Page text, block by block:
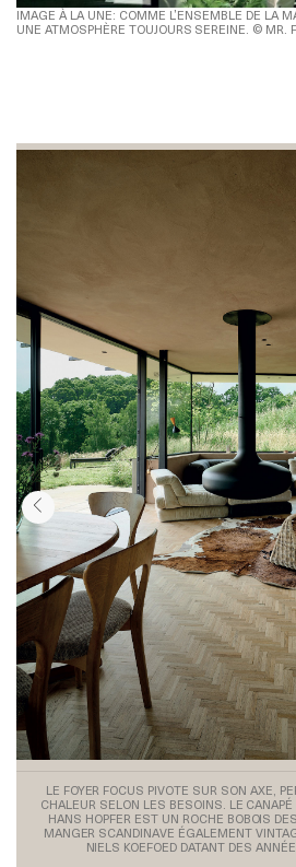
IMAGE À LA UNE: COMME L’ENSEMBLE DE LA
UNE ATMOSPHÈRE TOUJOURS SEREINE. © MR.
LE FOYER FOCUS PIVOTE SUR SON AXE,
CHALEUR SELON LES BESOINS. LE
HANS HOPFER EST UN ROCHE BOBOIS
MANGER SCANDINAVE ÉGALEMENT
NIELS KOEFOED DATANT DES